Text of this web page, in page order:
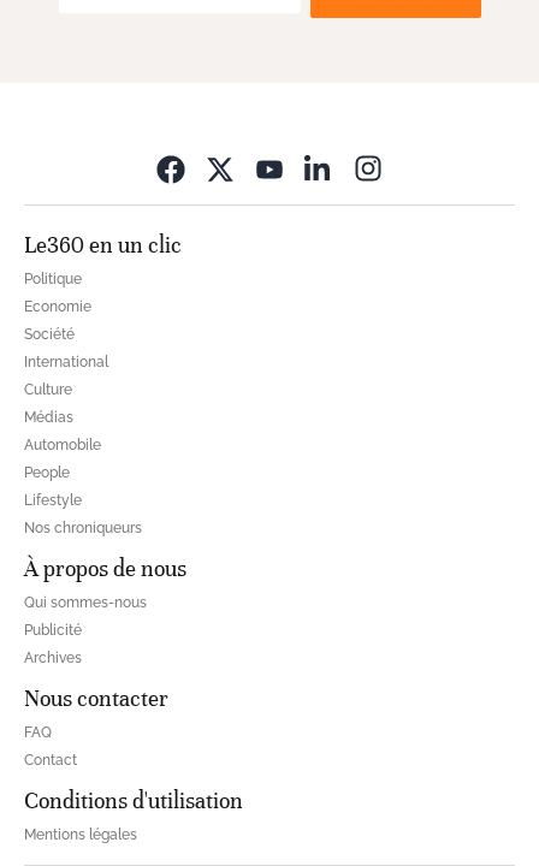
Le360 en un clic
Politique
Economie
Société
International
Culture
Médias
Automobile
People
Lifestyle
Nos chroniqueurs
À propos de nous
Qui sommes-nous
Publicité
Archives
Nous contacter
FAQ
Contact
Conditions d'utilisation
Mentions légales